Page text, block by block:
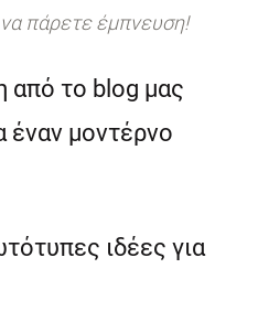
πάρετε έμπνευση!
από το blog μας
έναν μοντέρνο
ιδέες για